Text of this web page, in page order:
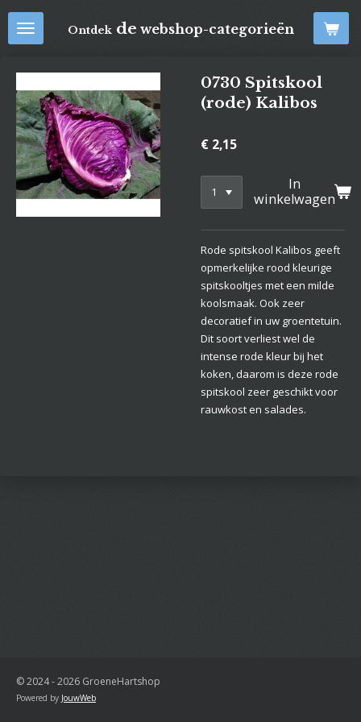
Ga
direct
Ontdekde webshop-categorieën
0730 Spitskool
(rode) Kalibos
€ 2,15
In
winkelwagen
Rode spitskool Kalibos geeft
opmerkelijke rood kleurige
spitskooltjes met een milde
koolsmaak. Ook zeer
decoratief in uw groentetuin.
Dit soort verliest wel de
intense rode kleur bij het
koken, daarom is deze rode
spitskool zeer geschikt voor
rauwkost en salades.
© 2024 - 2026 GroeneHartshop
Powered by JouwWeb